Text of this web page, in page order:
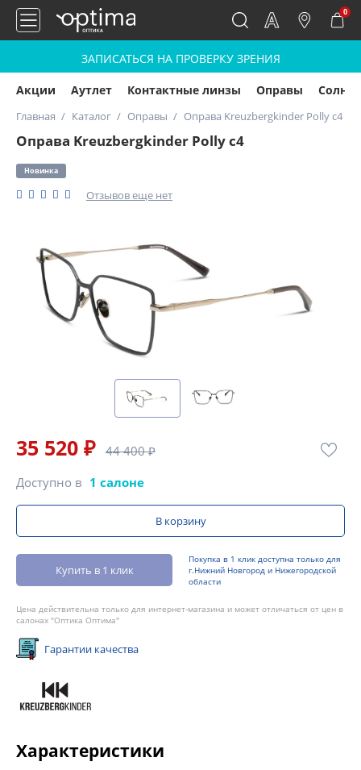
0
ЗАПИСАТЬСЯ НА ПРОВЕРКУ ЗРЕНИЯ
Акции Аутлет Контактные линзы Оправы
Главная Каталог Оправы Оправа Kreuzbergkinder Polly c4
Оправа Kreuzbergkinder Polly c4
Новинка
Отзывов еще нет
35 520 ₽ 44 400 ₽
Доступно в 1 салоне
В корзину
Купить в 1 клик
Покупка в 1 клик доступна только для
г.Нижний Новгород и Нижегородской
области
Цена действительна только для интернет-магазина и может отличаться от цен в
салонах "Оптика Оптима"
Гарантии качества
Характеристики